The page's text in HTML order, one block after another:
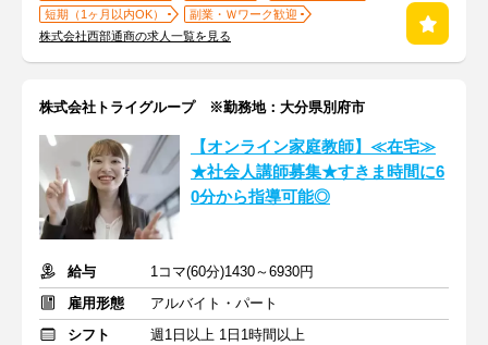
短期（1ヶ月以内OK）
副業・Ｗワーク歓迎
株式会社西部通商の求人一覧を見る
株式会社トライグループ ※勤務地：大分県別府市
【オンライン家庭教師】≪在宅≫
★社会人講師募集★すきま時間に6
0分から指導可能◎
給与
1コマ(60分)1430～6930円
雇用形態
アルバイト・パート
シフト
週1日以上 1日1時間以上